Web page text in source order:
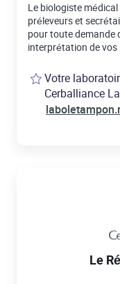
Le biologiste
préleveurs et
pour toute demande
interprétation de
Votre
Cerballiance
Le